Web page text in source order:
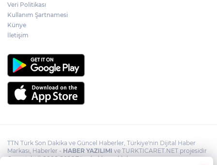
Bakan Yumaklı: "İspanya’da
Veri Politikası
Kullanım Şartnamesi
Künye
İletişim
TTN Türk Son Dakika ve Güncel Haberler, Türkiye'nin Dijital Haber
Markası, Haberler - HABER YAZILIMI ve TURKTICARET.NET projesidir
Copyright© 2006-2026 Tüm hakları saklıdır.